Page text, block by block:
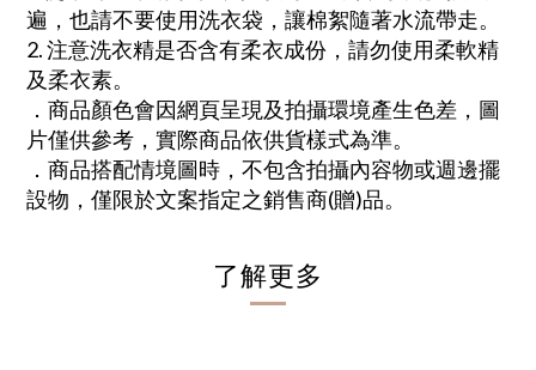
遍，也請不要使用洗衣袋，讓棉絮隨著水流帶走。
2. 注意洗衣精是否含有柔衣成份，請勿使用柔軟精
及柔衣素。
．商品顏色會因網頁呈現及拍攝環境產生色差，圖
片僅供參考，實際商品依供貨樣式為準。
．商品搭配情境圖時，不包含拍攝內容物或週邊擺
設物，僅限於文案指定之銷售商(贈)品。
了解更多